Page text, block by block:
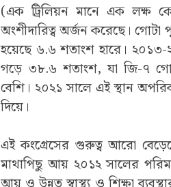
(এক ট্রিলিয়ন মানে এক লক্ষ
অংশীদারিত্ব অর্জন করেছে। গোটা
হয়েছে ৬.৬ শতাংশ হারে। ২০১৩-
গড়ে ৩৮.৬ শতাংশ, যা জি-৭
বেশি। ২০২১ সালে এই স্থান
দিয়ে।
এই কংগ্রেসের গুরুত্ব আরো
মাথাপিছু আয় ২০১২ সালের